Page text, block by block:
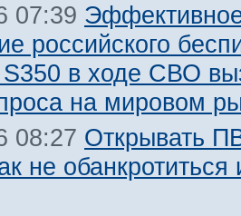
07:39
российского
в ходе СВО
на мировом
08:27 Открывать
не обанкротиться